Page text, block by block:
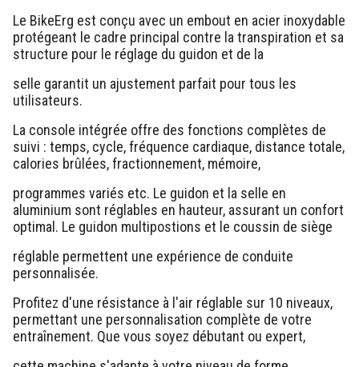
Le BikeErg est conçu avec un embout en acier inoxydable
protégeant le cadre principal contre la transpiration et sa
structure pour le réglage du guidon et de la
selle garantit un ajustement parfait pour tous les
utilisateurs.
La console intégrée offre des fonctions complètes de
suivi : temps, cycle, fréquence cardiaque, distance totale,
calories brûlées, fractionnement, mémoire,
programmes variés etc. Le guidon et la selle en
aluminium sont réglables en hauteur, assurant un confort
optimal. Le guidon multipostions et le coussin de siège
réglable permettent une expérience de conduite
personnalisée.
Profitez d'une résistance à l'air réglable sur 10 niveaux,
permettant une personnalisation complète de votre
entraînement. Que vous soyez débutant ou expert,